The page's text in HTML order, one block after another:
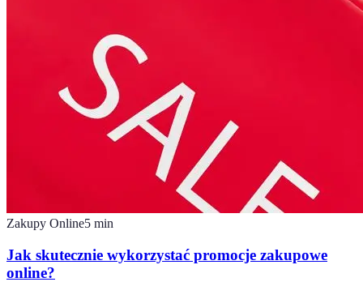
Zakupy Online5 min
Jak skutecznie wykorzystać promocje zakupowe
online?